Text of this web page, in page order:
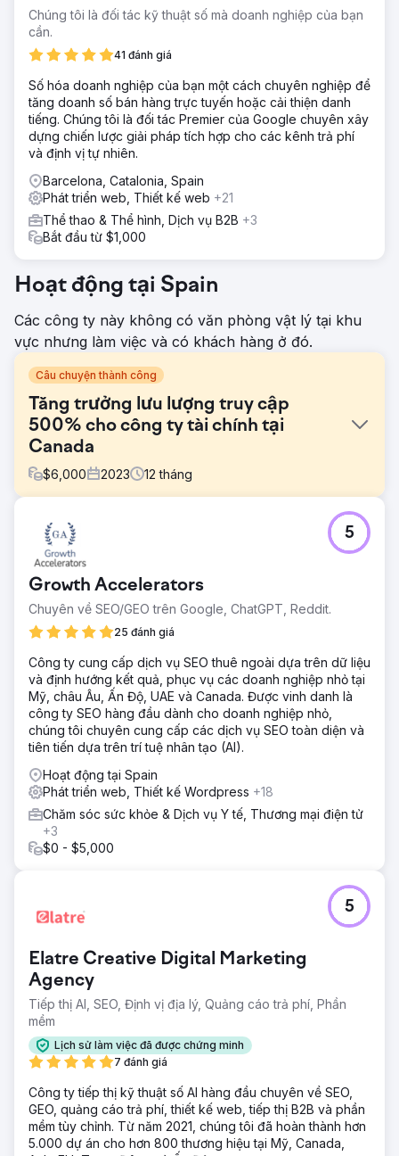
Chúng tôi là đối tác kỹ thuật số mà doanh nghiệp của bạn
cần.
41 đánh giá
Số hóa doanh nghiệp của bạn một cách chuyên nghiệp để
tăng doanh số bán hàng trực tuyến hoặc cải thiện danh
tiếng. Chúng tôi là đối tác Premier của Google chuyên xây
dựng chiến lược giải pháp tích hợp cho các kênh trả phí
và định vị tự nhiên.
Barcelona, Catalonia, Spain
Phát triển web, Thiết kế web +21
Thể thao & Thể hình, Dịch vụ B2B +3
Bắt đầu từ $1,000
Hoạt động tại Spain
Các công ty này không có văn phòng vật lý tại khu
vực nhưng làm việc và có khách hàng ở đó.
Câu chuyện thành công
Tăng trưởng lưu lượng truy cập
500% cho công ty tài chính tại
Canada
$6,000 2023 12 tháng
Thử thách
- Đạt được thứ hạng top 3 về các điều khoản giao dịch tại
Ottawa và các thành phố chính khác của Canada. - Thu
hút lưu lượng truy cập tập trung vào doanh nghiệp nhỏ
vào trang web - Chuyển đổi lưu lượng truy cập trang web
thành khách hàng tiềm năng đủ điều kiện
Giải pháp
tranh, chúng tôi đã vạch ra một kế hoạch SEO chi tiết và
tùy chỉnh cho khách hàng của mình. Kế hoạch này bao
gồm: – Tạo các trang đích/trang dịch vụ bổ sung/mới cho
mỗi dịch vụ để căn chỉnh một tập hợp từ khóa cụ thể với
một trang cụ thể – Viết nội dung chất lượng cao, không
nhồi nhét từ khóa – Thêm CTA phù hợp vào các trang –
Thêm Câu hỏi thường gặp và nội dung thông tin vào trang
– Tối ưu hóa trên trang theo các thông lệ SEO tốt nhất
Kết quả
1 – Xếp hạng #1 trên Google tìm kiếm cho nhiều thuật ngữ
liên quan đến sổ sách kế toán, kế toán, CPA, tư vấn thuế
Tăng lưu lượng truy cập tự nhiên hơn 500% trong 12 tháng
4.- Không chỉ Google mà trang web hiện đã (vào năm
2025) bắt đầu xếp hạng trên kết quả ChatGPT và SGE. 5.
Quan trọng nhất là dự án bắt đầu như một dự án thí điểm
đã chạy với chúng tôi trong hơn 2 năm nay
Chuyển đến trang agency
Growth Accelerators
Chuyên về SEO/GEO trên Google, ChatGPT, Reddit.
25 đánh giá
5
Công ty cung cấp dịch vụ SEO thuê ngoài dựa trên dữ liệu
và định hướng kết quả, phục vụ các doanh nghiệp nhỏ tại
Mỹ, châu Âu, Ấn Độ, UAE và Canada. Được vinh danh là
công ty SEO hàng đầu dành cho doanh nghiệp nhỏ,
chúng tôi chuyên cung cấp các dịch vụ SEO toàn diện và
tiên tiến dựa trên trí tuệ nhân tạo (AI).
Hoạt động tại Spain
Phát triển web, Thiết kế Wordpress +18
Chăm sóc sức khỏe & Dịch vụ Y tế, Thương mại điện tử
+3
$0 - $5,000
Elatre Creative Digital Marketing
Agency
Tiếp thị AI, SEO, Định vị địa lý, Quảng cáo trả phí, Phần
mềm
Lịch sử làm việc đã được chứng minh
7 đánh giá
5
Công ty tiếp thị kỹ thuật số AI hàng đầu chuyên về SEO,
GEO, quảng cáo trả phí, thiết kế web, tiếp thị B2B và phần
mềm tùy chỉnh. Từ năm 2021, chúng tôi đã hoàn thành hơn
5.000 dự án cho hơn 800 thương hiệu tại Mỹ, Canada,